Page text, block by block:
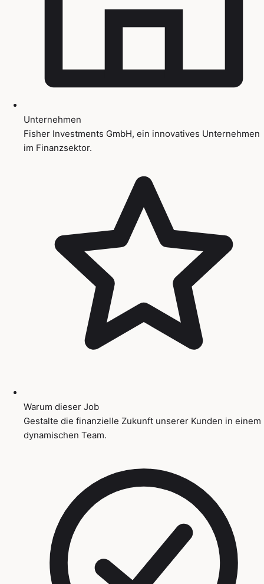
Unternehmen
Fisher Investments GmbH, ein innovatives Unternehmen
im Finanzsektor.
Warum dieser Job
Gestalte die finanzielle Zukunft unserer Kunden in einem
dynamischen Team.